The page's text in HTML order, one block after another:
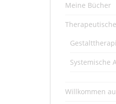
Meine Bücher
Systemische
Willkommen